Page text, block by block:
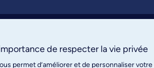
de respecter la vie privée
permet d’améliorer et de personnaliser